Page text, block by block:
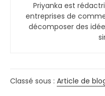
Priyanka est
entreprises de
décomposer des
Classé sous : Article de